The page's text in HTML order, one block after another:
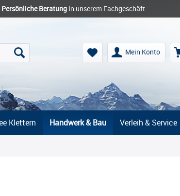
Persönliche Beratung In unserem Fachgeschäft
Mein Konto
Klettern Handwerk & Bau Verleih & Service